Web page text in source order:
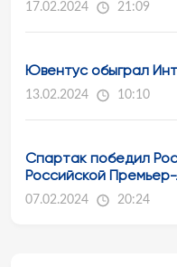
17.02.2024 21:09
Ювентус обыграл
13.02.2024 10:10
Спартак победил
Российской Премьер-
07.02.2024 20:24